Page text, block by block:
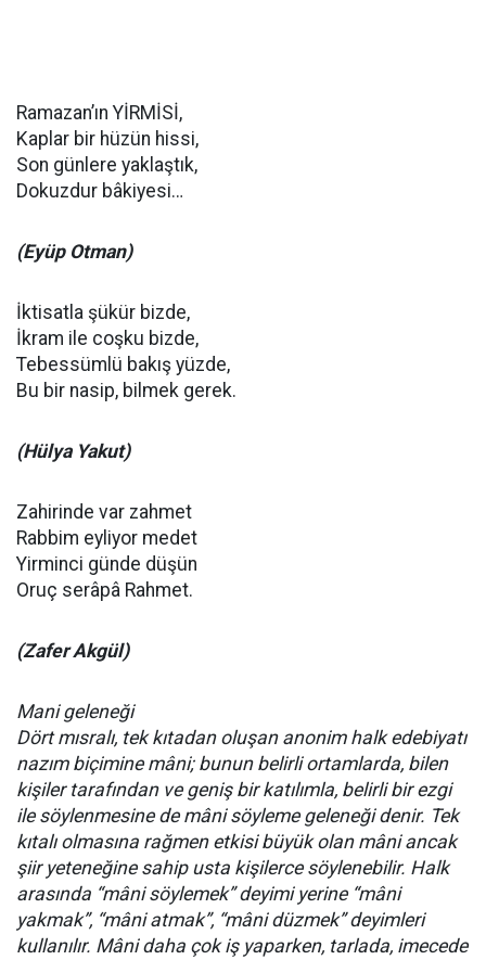
Ramazan’ın YİRMİSİ,
Kaplar bir hüzün hissi,
Son günlere yaklaştık,
Dokuzdur bâkiyesi…
(Eyüp Otman)
İktisatla şükür bizde,
İkram ile coşku bizde,
Tebessümlü bakış yüzde,
Bu bir nasip, bilmek gerek.
(Hülya Yakut)
Zahirinde var zahmet
Rabbim eyliyor medet
Yirminci günde düşün
Oruç serâpâ Rahmet.
(Zafer Akgül)
Mani geleneği
Dört mısralı, tek kıtadan oluşan anonim halk edebiyatı
nazım biçimine mâni; bunun belirli ortamlarda, bilen
kişiler tarafından ve geniş bir katılımla, belirli bir ezgi
ile söylenmesine de mâni söyleme geleneği denir. Tek
kıtalı olmasına rağmen etkisi büyük olan mâni ancak
şiir yeteneğine sahip usta kişilerce söylenebilir. Halk
arasında “mâni söylemek” deyimi yerine “mâni
yakmak”, “mâni atmak”, “mâni düzmek” deyimleri
kullanılır. Mâni daha çok iş yaparken, tarlada, imecede